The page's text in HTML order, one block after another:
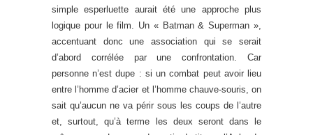
simple esperluette aurait été une approche plus
logique pour le film. Un « Batman & Superman »,
accentuant donc une association qui se serait
d’abord corrélée par une confrontation. Car
personne n’est dupe : si un combat peut avoir lieu
entre l’homme d’acier et l’homme chauve-souris, on
sait qu’aucun ne va périr sous les coups de l’autre
et, surtout, qu’à terme les deux seront dans le